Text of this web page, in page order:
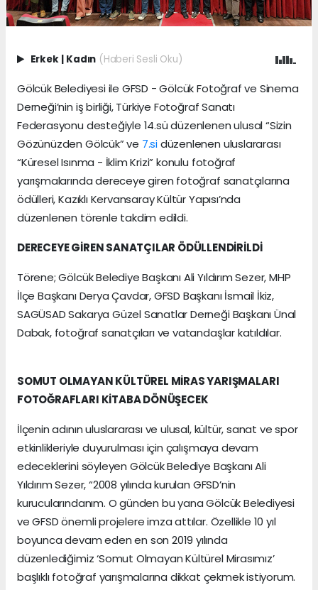
Erkek | Kadın (Haberi Sesli Oku)
Gölcük Belediyesi ile GFSD - Gölcük Fotoğraf ve Sinema
Derneği’nin iş birliği, Türkiye Fotoğraf Sanatı
Federasyonu desteğiyle 14.sü düzenlenen ulusal “Sizin
Gözünüzden Gölcük” ve 7.sidüzenlenen uluslararası
“Küresel Isınma - İklim Krizi” konulu fotoğraf
yarışmalarında dereceye giren fotoğraf sanatçılarına
ödülleri, Kazıklı Kervansaray Kültür Yapısı’nda
düzenlenen törenle takdim edildi.
DERECEYE GİREN SANATÇILAR ÖDÜLLENDİRİLDİ
Törene; Gölcük Belediye Başkanı Ali Yıldırım Sezer, MHP
İlçe Başkanı Derya Çavdar, GFSD Başkanı İsmail İkiz,
SAGÜSAD Sakarya Güzel Sanatlar Derneği Başkanı Ünal
Dabak, fotoğraf sanatçıları ve vatandaşlar katıldılar.
SOMUT OLMAYAN KÜLTÜREL MİRAS YARIŞMALARI
FOTOĞRAFLARI KİTABA DÖNÜŞECEK
İlçenin adının uluslararası ve ulusal, kültür, sanat ve spor
etkinlikleriyle duyurulması için çalışmaya devam
edeceklerini söyleyen Gölcük Belediye Başkanı Ali
Yıldırım Sezer, “2008 yılında kurulan GFSD’nin
kurucularındanım. O günden bu yana Gölcük Belediyesi
ve GFSD önemli projelere imza attılar. Özellikle 10 yıl
boyunca devam eden en son 2019 yılında
düzenlediğimiz ‘Somut Olmayan Kültürel Mirasımız’
başlıklı fotoğraf yarışmalarına dikkat çekmek istiyorum.